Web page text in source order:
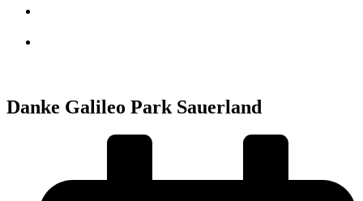
Danke Galileo Park Sauerland